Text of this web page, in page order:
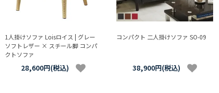
1人掛けソファ Loisロイス | グレー
ソフトレザー × スチール脚 コンパ
クトソファ
28,600円(税込)
コンパクト 二人掛けソファ SO-09
38,900円(税込)